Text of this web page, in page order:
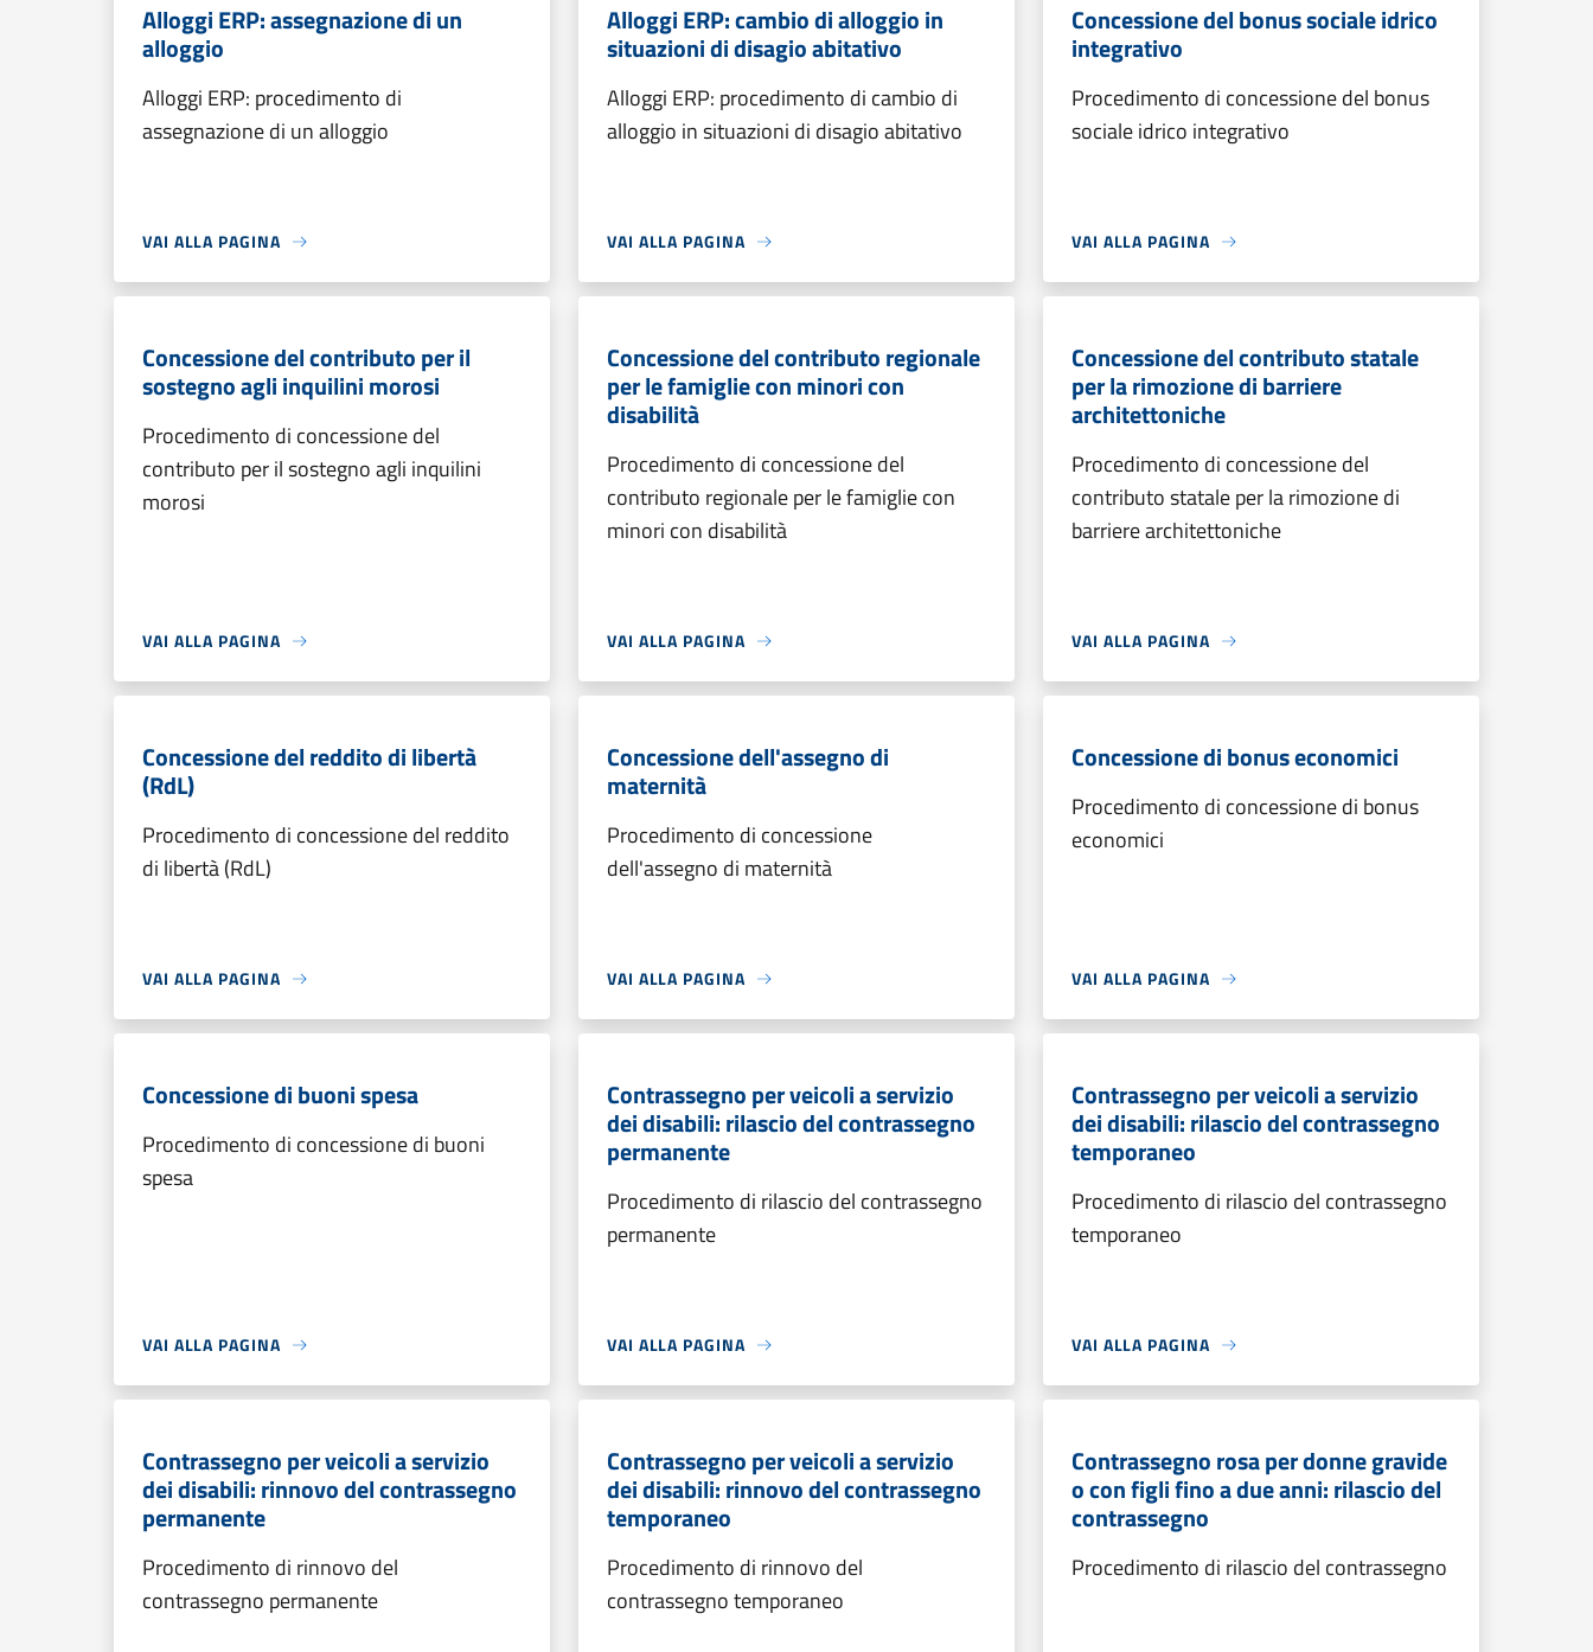
Alloggi ERP: assegnazione di un
alloggio
Alloggi ERP: procedimento di
assegnazione di un alloggio
VAI ALLA PAGINA
Alloggi ERP: cambio di alloggio in
situazioni di disagio abitativo
Alloggi ERP: procedimento di cambio di
alloggio in situazioni di disagio abitativo
VAI ALLA PAGINA
Concessione del bonus sociale idrico
integrativo
Procedimento di concessione del bonus
sociale idrico integrativo
VAI ALLA PAGINA
Concessione del contributo per il
sostegno agli inquilini morosi
Procedimento di concessione del
contributo per il sostegno agli inquilini
morosi
VAI ALLA PAGINA
Concessione del contributo regionale
per le famiglie con minori con
disabilità
Procedimento di concessione del
contributo regionale per le famiglie con
minori con disabilità
VAI ALLA PAGINA
Concessione del contributo statale
per la rimozione di barriere
architettoniche
Procedimento di concessione del
contributo statale per la rimozione di
barriere architettoniche
VAI ALLA PAGINA
Concessione del reddito di libertà
(RdL)
Procedimento di concessione del reddito
di libertà (RdL)
VAI ALLA PAGINA
Concessione dell'assegno di
maternità
Procedimento di concessione
dell'assegno di maternità
VAI ALLA PAGINA
Concessione di bonus economici
Procedimento di concessione di bonus
economici
VAI ALLA PAGINA
Concessione di buoni spesa
Procedimento di concessione di buoni
spesa
VAI ALLA PAGINA
Contrassegno per veicoli a servizio
dei disabili: rilascio del contrassegno
permanente
Procedimento di rilascio del contrassegno
permanente
VAI ALLA PAGINA
Contrassegno per veicoli a servizio
dei disabili: rilascio del contrassegno
temporaneo
Procedimento di rilascio del contrassegno
temporaneo
VAI ALLA PAGINA
Contrassegno per veicoli a servizio
dei disabili: rinnovo del contrassegno
permanente
Procedimento di rinnovo del
contrassegno permanente
Contrassegno per veicoli a servizio
dei disabili: rinnovo del contrassegno
temporaneo
Procedimento di rinnovo del
contrassegno temporaneo
Contrassegno rosa per donne gravide
o con figli fino a due anni: rilascio del
contrassegno
Procedimento di rilascio del contrassegno